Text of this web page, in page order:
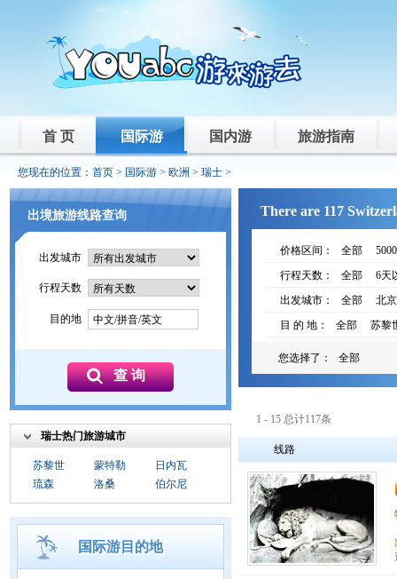
首 页 国际游 国内游 旅游指南
您现在的位置： 首页 > 国际游 > 欧洲 > 瑞士 >
出境旅游线路查询
出发城市
行程天数
目的地 中文/拼音/英文
瑞士热门旅游城市
苏黎世 蒙特勒
日内瓦
琉森
洛桑 伯尔尼
国际游目的地
There are 117
价格区间： 全部
行程天数：
全部
6天
出发城市：
全部
北京
目 的 地：
全部 苏黎
您选择了： 全部
1 - 15 总计117条
线路